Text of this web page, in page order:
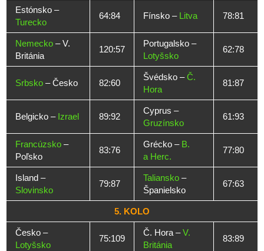
Estónsko –
Turecko
64:84 Fínsko – Litva 78:81
Nemecko – V.
Británia
120:57
Portugalsko –
Lotyšsko
62:78
Srbsko – Česko 82:60
Švédsko –Č.
Hora
81:87
Belgicko – Izrael 89:92
Cyprus –
Gruzínsko
61:93
Francúzsko –
Poľsko
83:76
Grécko – B.
a Herc.
77:80
Island –
Slovinsko
79:87
Taliansko –
Španielsko
67:63
5. KOLO
Česko –
Lotyšsko
75:109
Č. Hora –V.
Británia
83:89